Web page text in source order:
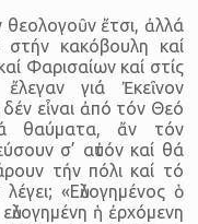
θεολογοῦν ἔτσι, ἀλλά
στήν κακόβουλη καί
Φαρισαίων καί στίς
γιά Ἐκεῖνον
εἶναι ἀπό τόν Θεό
θαύματα, ἄν τόν
σ’ αὐτόν καί θά
τήν πόλι καί τό
«Εὐλογημένος ὁ
ἡ ἐρχόμενη